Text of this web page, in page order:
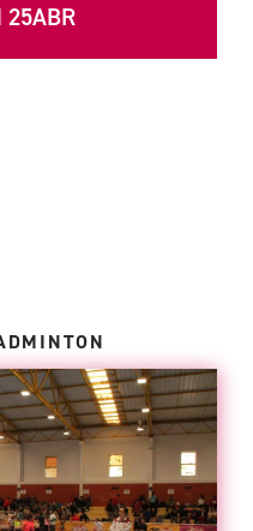
25ABR